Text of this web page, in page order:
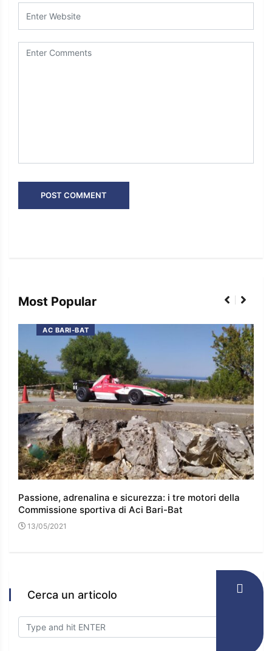
Most Popular
AC BARI-BAT
Passione, adrenalina e sicurezza: i tre motori della
Commissione sportiva di Aci Bari-Bat
13/05/2021
Cerca un articolo